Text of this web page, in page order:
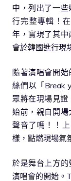
中，列出了一
行完整專輯！
年，實現了其
會於韓國進行現
隨著演唱會開
絲們以「Break
眾將在現場見
始前，親自開
聲音了嗎！！
樣，點燃現場氣
於是舞台上方
演唱會的開始。